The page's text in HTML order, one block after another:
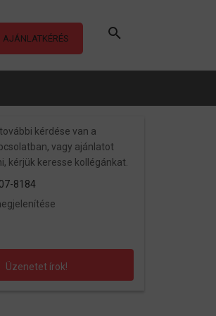
AJÁNLATKÉRÉS
kérdése van a
vagy ajánlatot
kérjük keresse kollégánkat.
8184
Üzenetet írok!